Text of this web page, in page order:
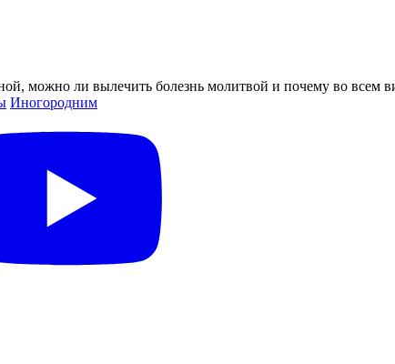
можно ли вылечить болезнь молитвой и почему во всем
Иногородним